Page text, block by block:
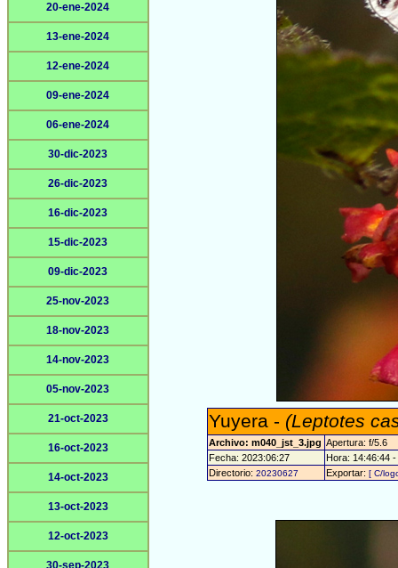
20-ene-2024
13-ene-2024
12-ene-2024
09-ene-2024
06-ene-2024
30-dic-2023
26-dic-2023
16-dic-2023
15-dic-2023
09-dic-2023
25-nov-2023
18-nov-2023
14-nov-2023
05-nov-2023
21-oct-2023
16-oct-2023
14-oct-2023
13-oct-2023
12-oct-2023
30-sep-2023
Yuyera - (Leptotes
Archivo: m040_jst_3.jpg Apertura: f/5.6
Fecha: 2023:06:27
Hora: 14:46:44
Directorio:20230627 Exportar:[ C/